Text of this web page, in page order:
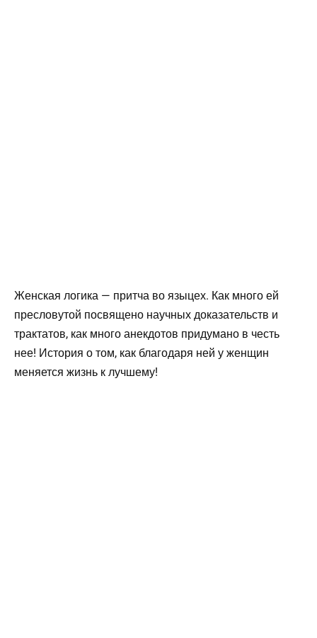
Женская логика — притча во языцех. Как много ей
пресловутой посвящено научных доказательств и
трактатов, как много анекдотов придумано в честь
нее! История о том, как благодаря ней у женщин
меняется жизнь к лучшему!